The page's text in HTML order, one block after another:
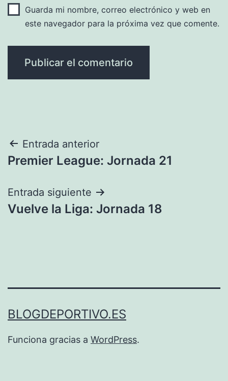
Guarda mi nombre, correo electrónico y web en
este navegador para la próxima vez que comente.
Navegación
de
entradas
Entrada anterior
Premier League: Jornada 21
Entrada siguiente
Vuelve la Liga: Jornada 18
BLOGDEPORTIVO.ES
Funciona gracias a WordPress.